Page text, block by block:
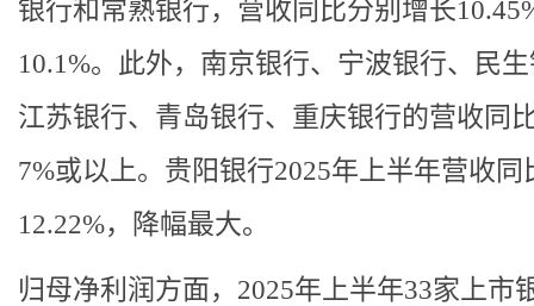
银行和常熟银行，营收同比分别增长
10.1%。此外，南京银行、宁波银行、民
江苏银行、青岛银行、重庆银行的营收同
7%或以上。贵阳银行2025年上半年营收同
12.22%，降幅最大。
归母净利润方面，2025年上半年33家上市